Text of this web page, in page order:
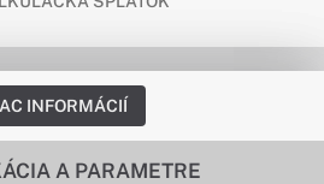
INFORMÁCIÍ
A PARAMETRE